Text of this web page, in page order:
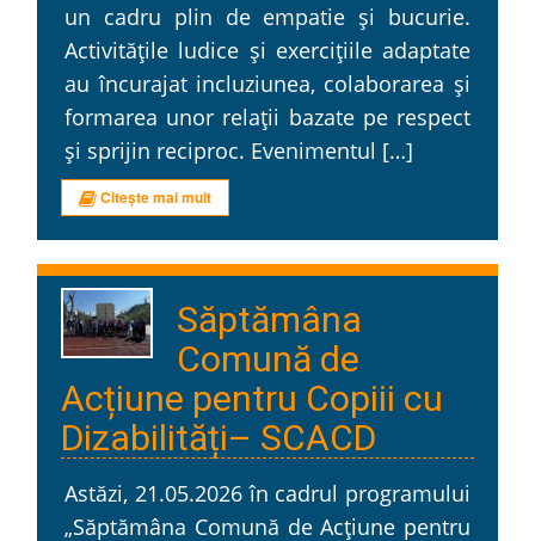
un cadru plin de empatie și bucurie.
Activitățile ludice și exercițiile adaptate
au încurajat incluziunea, colaborarea și
formarea unor relații bazate pe respect
și sprijin reciproc. Evenimentul […]
Citește mai mult
Săptămâna
Comună de
Acțiune pentru Copiii cu
Dizabilități– SCACD
Astăzi, 21.05.2026 în cadrul programului
„Săptămâna Comună de Acțiune pentru